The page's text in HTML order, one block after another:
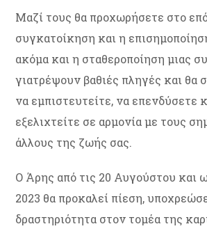
Μαζί τους θα προχωρήσετε στο
συγκατοίκηση και η
ακόμα και η σταθεροποίηση μιας
γιατρέψουν βαθιές πληγές και θα
να εμπιστευτείτε, να επενδύσετε
εξελιχτείτε σε αρμονία με τους
άλλους της ζωής σας.
Ο Άρης από τις 20 Αυγούστου και
2023 θα προκαλεί πίεση,
δραστηριότητα στον τομέα της